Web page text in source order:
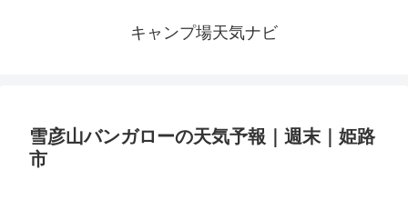
キャンプ場天気ナビ
雪彦山バンガローの天気予報｜週末｜姫路
市